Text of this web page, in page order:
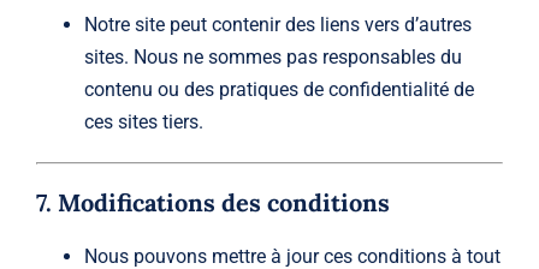
Notre site peut contenir des liens vers d’autres
sites. Nous ne sommes pas responsables du
contenu ou des pratiques de confidentialité de
ces sites tiers.
7. Modifications des conditions
Nous pouvons mettre à jour ces conditions à tout